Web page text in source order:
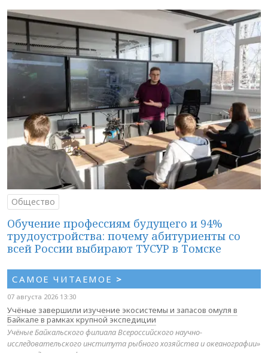
Общество
Обучение профессиям будущего и 94%
трудоустройства: почему абитуриенты со
всей России выбирают ТУСУР в Томске
САМОЕ ЧИТАЕМОЕ >
07 августа 2026 13:30
Учёные завершили изучение экосистемы и запасов омуля в
Байкале в рамках крупной экспедиции
Учёные Байкальского филиала Всероссийского научно-
исследовательского института рыбного хозяйства и океанографии»